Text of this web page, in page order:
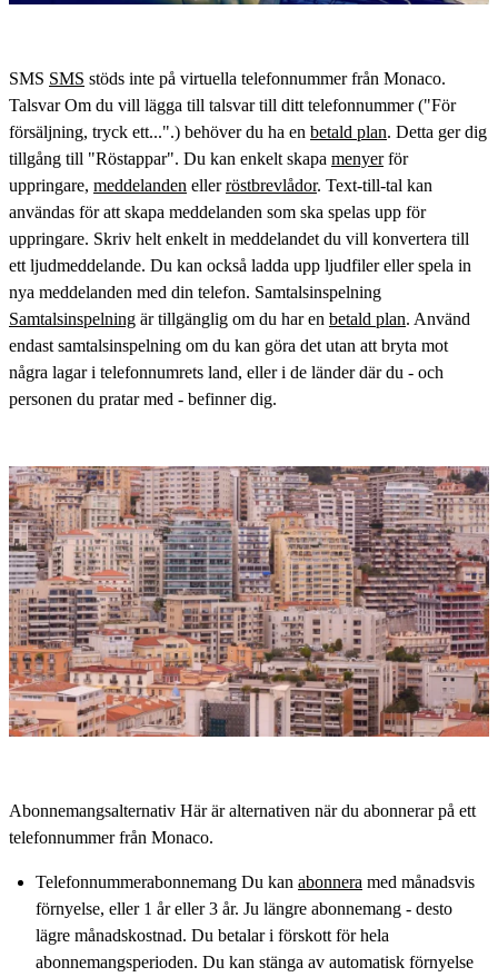
SMS SMS stöds inte på virtuella telefonnummer från Monaco.
Talsvar Om du vill lägga till talsvar till ditt telefonnummer ("För
försäljning, tryck ett...".) behöver du ha en betald plan. Detta ger dig
tillgång till "Röstappar". Du kan enkelt skapa menyerför
uppringare, meddelanden ellerröstbrevlådor. Text-till-tal kan
användas för att skapa meddelanden som ska spelas upp för
uppringare. Skriv helt enkelt in meddelandet du vill konvertera till
ett ljudmeddelande. Du kan också ladda upp ljudfiler eller spela in
nya meddelanden med din telefon. Samtalsinspelning
Samtalsinspelning är tillgänglig om du har en betald plan. Använd
endast samtalsinspelning om du kan göra det utan att bryta mot
några lagar i telefonnumrets land, eller i de länder där du - och
personen du pratar med - befinner dig.
Abonnemangsalternativ Här är alternativen när du abonnerar på ett
telefonnummer från Monaco.
Telefonnummerabonnemang Du kan abonnera med månadsvis
förnyelse, eller 1 år eller 3 år. Ju längre abonnemang - desto
lägre månadskostnad. Du betalar i förskott för hela
abonnemangsperioden. Du kan stänga av automatisk förnyelse